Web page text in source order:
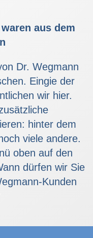
aus dem
Dr. Wegmann
Eingie der
wir hier.
hinter dem
viele andere.
oben auf den
dürfen wir Sie
Kunden